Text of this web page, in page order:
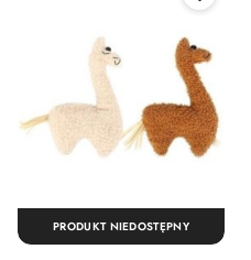
PRODUKT NIEDOSTĘPNY